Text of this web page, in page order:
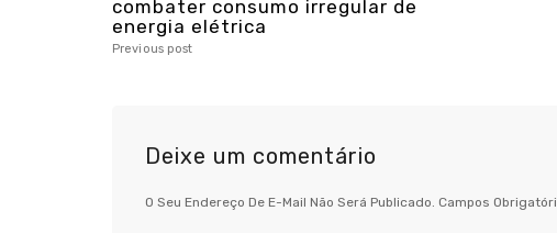
combater consumo irregular de
energia elétrica
Previous post
Deixe um comentário
O Seu Endereço De E-Mail Não Será Publicado. Campos